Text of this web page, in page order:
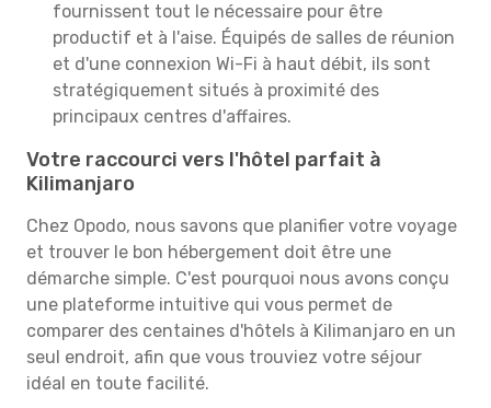
fournissent tout le nécessaire pour être
productif et à l'aise. Équipés de salles de réunion
et d'une connexion Wi-Fi à haut débit, ils sont
stratégiquement situés à proximité des
principaux centres d'affaires.
Votre raccourci vers l'hôtel parfait à
Kilimanjaro
Chez Opodo, nous savons que planifier votre voyage
et trouver le bon hébergement doit être une
démarche simple. C'est pourquoi nous avons conçu
une plateforme intuitive qui vous permet de
comparer des centaines d'hôtels à Kilimanjaro en un
seul endroit, afin que vous trouviez votre séjour
idéal en toute facilité.